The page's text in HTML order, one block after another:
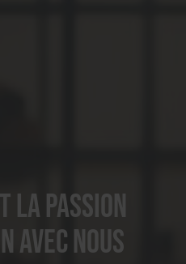
la passion
avec nous